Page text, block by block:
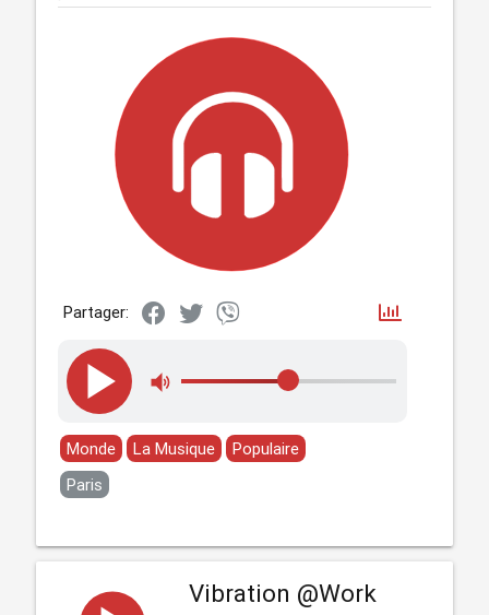
Partager:
Monde La Musique
Populaire
Paris
Vibration @Work